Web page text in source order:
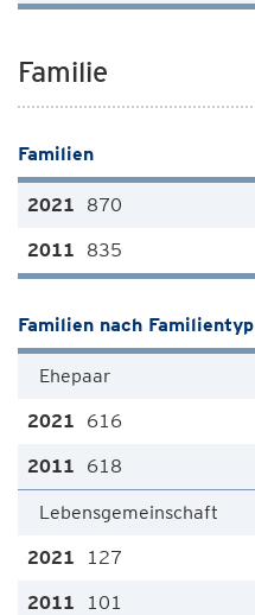
Familie
Familien
870
835
Familien nach Familientyp
Ehepaar
616
618
Lebensgemeinschaft
127
101